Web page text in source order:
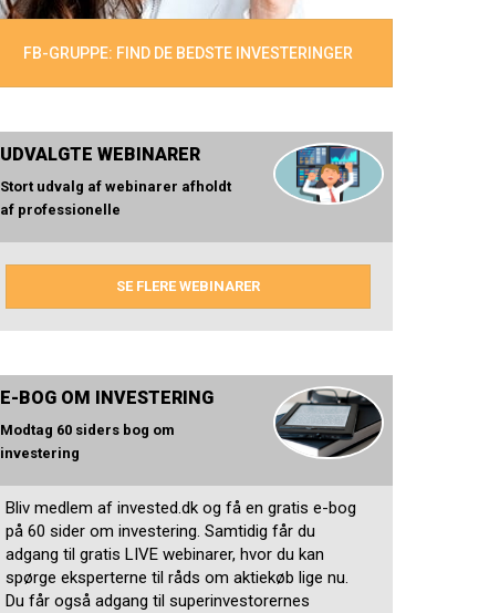
FB-GRUPPE: FIND DE BEDSTE INVESTERINGER
UDVALGTE WEBINARER
Stort udvalg af webinarer afholdt
af professionelle
SE FLERE WEBINARER
E-BOG OM INVESTERING
Modtag 60 siders bog om
investering
Bliv medlem af invested.dk og få en gratis e-bog
på 60 sider om investering. Samtidig får du
adgang til gratis LIVE webinarer, hvor du kan
spørge eksperterne til råds om aktiekøb lige nu.
Du får også adgang til superinvestorernes